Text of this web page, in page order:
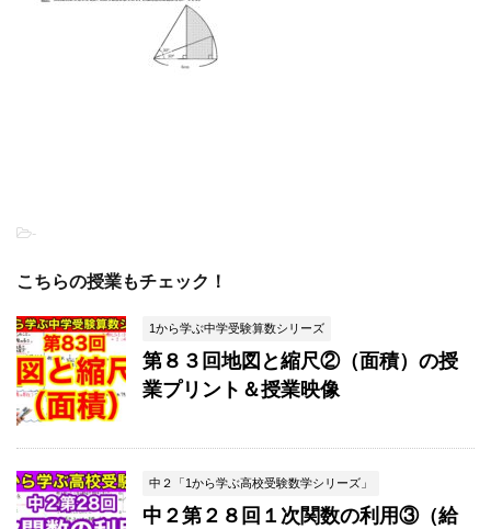
-
こちらの授業もチェック！
1から学ぶ中学受験算数シリーズ
第８３回地図と縮尺②（面積）の授
業プリント＆授業映像
中２「1から学ぶ高校受験数学シリーズ」
中２第２８回１次関数の利用③（給